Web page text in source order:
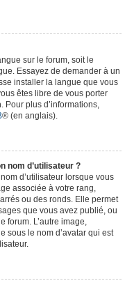
sur le forum, soit le
Essayez de demander à un
installer la langue que vous
êtes libre de vous porter
Pour plus d’informations,
® (en anglais).
nom d’utilisateur ?
d’utilisateur lorsque vous
associée à votre rang,
ou des ronds. Elle permet
que vous avez publié, ou
forum. L’autre image,
sous le nom d’avatar qui est